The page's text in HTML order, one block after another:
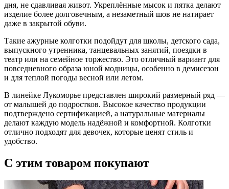
дня, не сдавливая живот. Укреплённые мысок и пятка делают
изделие более долговечным, а незаметный шов не натирает
даже в закрытой обуви.
Такие ажурные колготки подойдут для школы, детского сада,
выпускного утренника, танцевальных занятий, поездки в
театр или на семейное торжество. Это отличный вариант для
повседневного образа юной модницы, особенно в демисезон
и для теплой погоды весной или летом.
В линейке Лукоморье представлен широкий размерный ряд —
от малышей до подростков. Высокое качество продукции
подтверждено сертификацией, а натуральные материалы
делают каждую модель надёжной и комфортной. Колготки
отлично подходят для девочек, которые ценят стиль и
удобство.
С этим товаром покупают